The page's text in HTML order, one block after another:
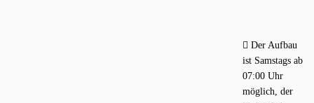
Der Aufbau
ist Samstags ab
07:00 Uhr
möglich, der